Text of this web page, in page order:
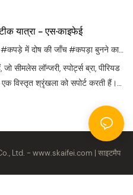
यात्रा - एस·काइफेई
#कपड़े में दोष की जाँच#कपड़ा बुनने का करघा
सीमलेस लॉन्जरी, स्पोर्ट्स ब्रा, पीरियड
विस्तृत श्रृंखला को सपोर्ट करती हैं।
ऑर्डर मात्रा (MOQ) की आवश्यकता
उत्पादन की, हमारी टीम कपड़े के चयन
पैकेजिंग तक संपूर्ण सहायता प्रदान
के प्रति प्रतिबद्ध, हम एक विश्वसनीय
गुणवत्ता वाली अंतरंग परिधान श्रृंखला
Ltd. - www.skaifei.com | साइटमैप